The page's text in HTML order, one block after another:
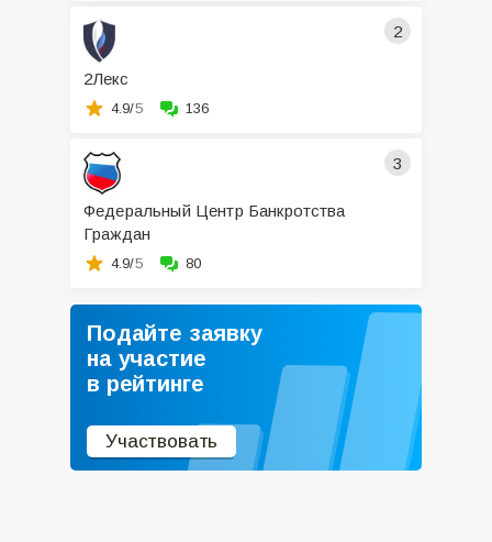
2
2Лекс
4.9/5 136
3
Федеральный Центр Банкротства
Граждан
4.9/5 80
Подайте заявку
на участие
в рейтинге
Участвовать